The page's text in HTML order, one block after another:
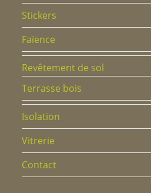
Stickers
Faïence
Revêtement de sol
Terrasse bois
Isolation
Vitrerie
Contact